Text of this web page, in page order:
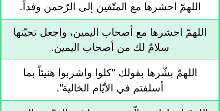
اللهمّ احشرها مع المتّقين إلى الرّحمن وفداً.
اللهمّ احشرها مع أصحاب اليمين، واجعل تحيّتها
سلامٌ لك من أصحاب اليمين.
اللهمّ بشّرها بقولك "كلوا واشربوا هنيئاً بما
أسلفتم في الأيّام الخالية".